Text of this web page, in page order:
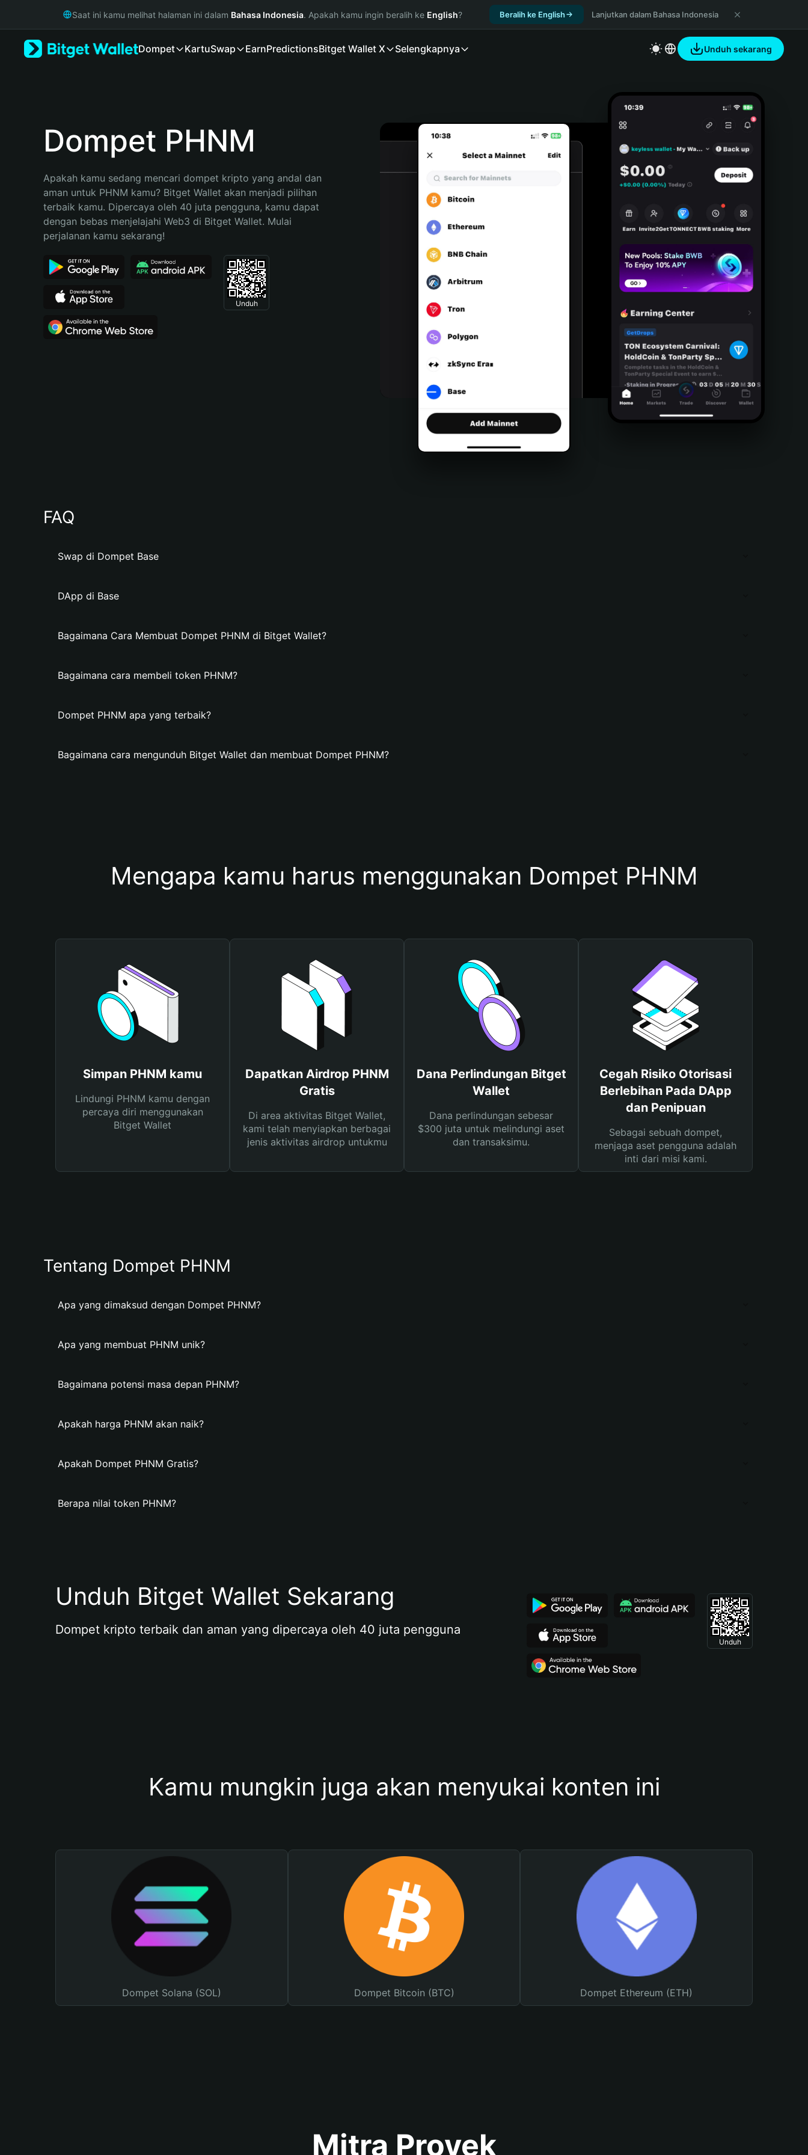
Русский
Bahasa Indonesia
Español (Argentina)
Saat ini kamu melihat halaman ini dalam Bahasa Indonesia. Apakah kamu ingin beralih ke English? Beralih ke English Lanjutkan dalam Bahasa Indonesia
Dompet KartuSwap EarnPredictionsBitget Wallet X Selengkapnya Unduh sekarang
Dompet PHNM
Apakah kamu sedang mencari dompet kripto yang andal dan
aman untuk PHNM kamu? Bitget Wallet akan menjadi pilihan
terbaik kamu. Dipercaya oleh 40 juta pengguna, kamu dapat
dengan bebas menjelajahi Web3 di Bitget Wallet. Mulai
perjalanan kamu sekarang!
Unduh
FAQ
Swap di Dompet Base
DApp di Base
Bagaimana Cara Membuat Dompet PHNM di Bitget Wallet?
Bagaimana cara membeli token PHNM?
Dompet PHNM apa yang terbaik?
Bagaimana cara mengunduh Bitget Wallet dan membuat Dompet PHNM?
Mengapa kamu harus menggunakan Dompet PHNM
Simpan PHNM kamu
Lindungi PHNM kamu dengan
percaya diri menggunakan
Bitget Wallet
Dapatkan Airdrop PHNM
Gratis
Di area aktivitas Bitget Wallet,
kami telah menyiapkan berbagai
jenis aktivitas airdrop untukmu
Dana Perlindungan Bitget
Wallet
Dana perlindungan sebesar
$300 juta untuk melindungi aset
dan transaksimu.
Cegah Risiko Otorisasi
Berlebihan Pada DApp
dan Penipuan
Sebagai sebuah dompet,
menjaga aset pengguna adalah
inti dari misi kami.
Tentang Dompet PHNM
Apa yang dimaksud dengan Dompet PHNM?
Apa yang membuat PHNM unik?
Bagaimana potensi masa depan PHNM?
Apakah harga PHNM akan naik?
Apakah Dompet PHNM Gratis?
Berapa nilai token PHNM?
Unduh Bitget Wallet Sekarang
Dompet kripto terbaik dan aman yang dipercaya oleh 40 juta pengguna
Unduh
Kamu mungkin juga akan menyukai konten ini
Dompet Solana (SOL) Dompet Bitcoin (BTC) Dompet Ethereum (ETH)
Mitra Proyek